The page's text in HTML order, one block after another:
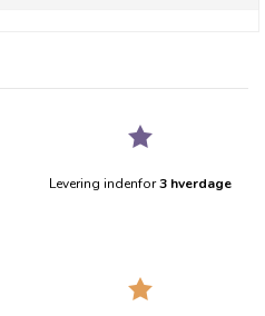
Levering indenfor3 hverdage